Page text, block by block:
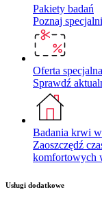
Pakiety badań
Poznaj
Oferta specjalna
Sprawdź
Badania krwi
Zaoszczędź
komfortowych
Usługi dodatkowe